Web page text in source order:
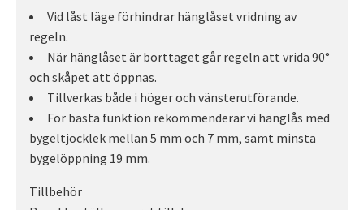
Vid låst läge förhindrar hänglåset vridning av
regeln.
När hänglåset är borttaget går regeln att vrida 90°
och skåpet att öppnas.
Tillverkas både i höger och vänsterutförande.
För bästa funktion rekommenderar vi hänglås med
bygeltjocklek mellan 5 mm och 7 mm, samt minsta
bygelöppning 19 mm.
Tillbehör